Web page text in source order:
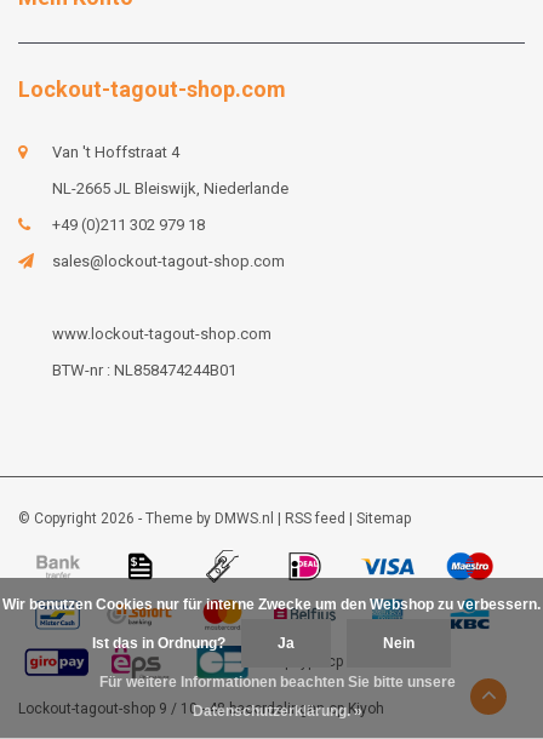
Lockout-tagout-shop.com
Van 't Hoffstraat 4
NL-2665 JL Bleiswijk, Niederlande
+49 (0)211 302 979 18
sales@lockout-tagout-shop.com
www.lockout-tagout-shop.com
BTW-nr : NL858474244B01
© Copyright 2026 - Theme by DMWS.nl RSS feed Sitemap
Lockout-tagout-shop 9 / 10-48beoordelingen op Kiyoh
Wir benutzen Cookies nur für interne Zwecke um den Webshop zu verbessern.
Ist das in Ordnung? Ja Nein
Für weitere Informationen beachten Sie bitte unsere
Datenschutzerklärung. »